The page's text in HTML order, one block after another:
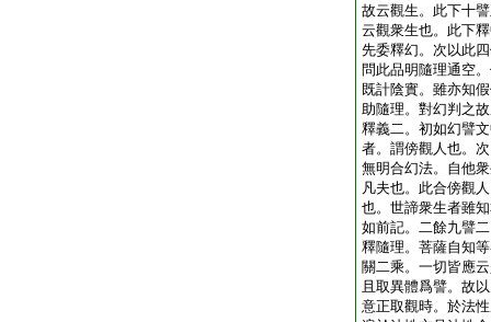
故云觀生。此下十
云觀衆生也。此下
先委釋幻。次以此
問此品明隨理通空
既計陰實。雖亦知
助隨理。對幻判之
釋義二。初如幻譬
者。謂傍觀人也。
無明合幻法。自他
凡夫也。此合傍觀
也。世諦衆生者雖
如前記。二餘九譬
釋隨理。菩薩自知
關二乘。一切皆應
且取異體爲譬。故
意正取觀時。於法